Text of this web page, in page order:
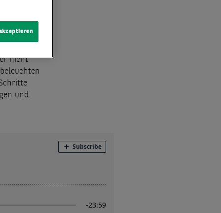
nicht
und